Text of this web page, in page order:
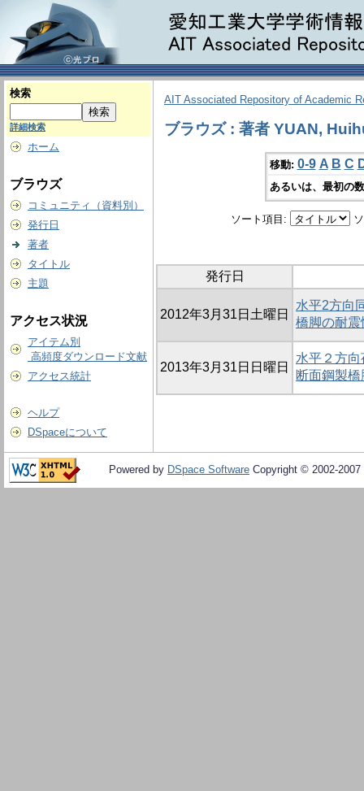
検索
詳細検索
ホーム
ブラウズ
コミュニティ（資料別）
発行日
著者
タイトル
主題
アクセス状況
アイテム別
高頻度ダウンロード文献
アクセス統計
ヘルプ
DSpaceについて
AIT Associated Repository of Academic
ブラウズ : 著者 YUAN,
移動: 0-9 A B C
あるいは、最初の
ソート項目:
発行日
2012年3月31日土曜日
水平2方向
橋脚の耐
2013年3月31日日曜日
水平２方
断面鋼製
Powered by DSpace Software Copyright © 2002-2007